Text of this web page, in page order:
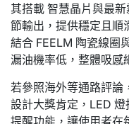
其搭載 智慧晶片與最
節輸出，提供穩定且
結合 FEELM 陶瓷線圈
漏油機率低，整體吸感
若參照海外等通路評
設計大獎肯定，LED
提醒功能，讓使用者在